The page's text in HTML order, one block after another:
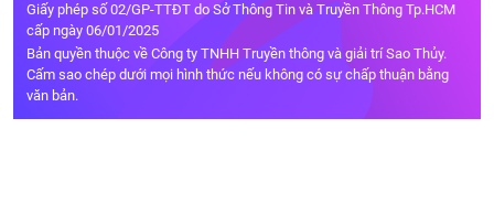
Giấy phép số 02/GP-TTĐT do Sở Thông Tin và Truyền Thông Tp.HCM
cấp ngày 06/01/2025
Bản quyền thuộc về Công ty TNHH Truyền thông và giải trí Sao Thủy.
Cấm sao chép dưới mọi hình thức nếu không có sự chấp thuận bằng
văn bản.